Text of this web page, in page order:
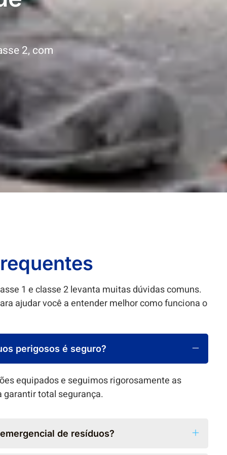
2, com
1 e classe 2 levanta muitas dúvidas comuns.
ajudar você a entender melhor como funciona o
perigosos é seguro?
equipados e seguimos rigorosamente as
total segurança.
de resíduos?